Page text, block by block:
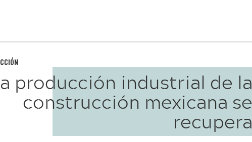
producción industrial de la
construcción mexicana se
recupera